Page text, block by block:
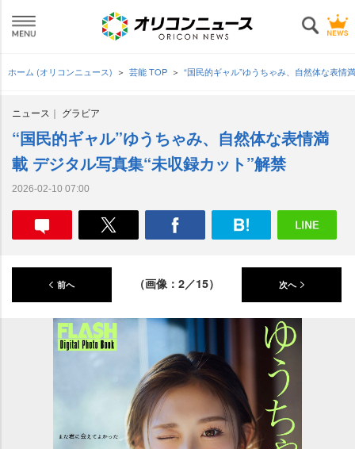
ホーム (オリコンニュース) 芸能 TOP “国民的ギャル”ゆうちゃみ、自然体な表情
ニュース グラビア
“国民的ギャル”ゆうちゃみ、自然体な表情満
載 デジタル写真集“未収録カット”解禁
2026-02-10 07:00
前へ （画像：2／15） 次へ